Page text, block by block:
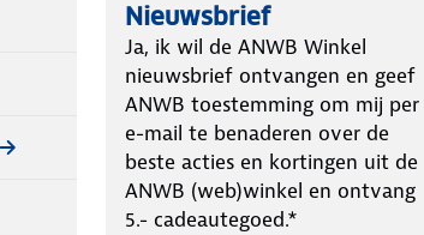
Nieuwsbrief
Ja, ik wil de ANWB Winkel
nieuwsbrief ontvangen en geef
ANWB toestemming om mij per
e-mail te benaderen over de
beste acties en kortingen uit de
ANWB (web)winkel en ontvang
5.- cadeautegoed.*